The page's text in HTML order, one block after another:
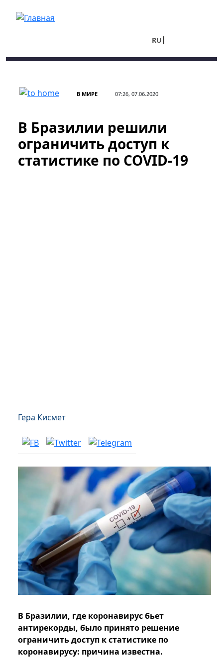
RU
В МИРЕ 07:26, 07.06.2020
В Бразилии решили
ограничить доступ к
статистике по COVID-19
Гера Кисмет
В Бразилии, где коронавирус бьет
антирекорды, было принято решение
ограничить доступ к статистике по
коронавирусу: причина известна.